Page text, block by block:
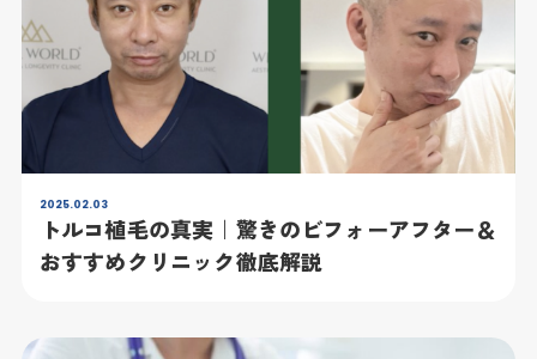
2025.02.03
トルコ植毛の真実｜驚きのビフォーアフター＆
おすすめクリニック徹底解説